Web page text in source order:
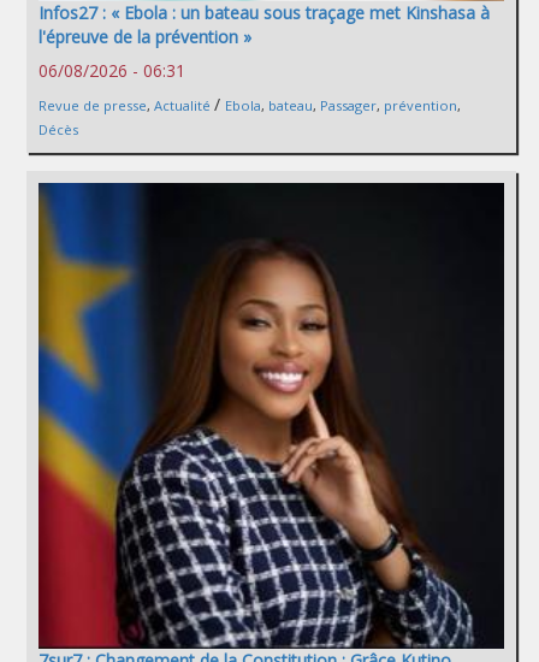
Infos27 : « Ebola : un bateau sous traçage met Kinshasa à
l'épreuve de la prévention »
06/08/2026 - 06:31
Revue de presse, Actualité / Ebola, bateau, Passager, prévention,
Décès